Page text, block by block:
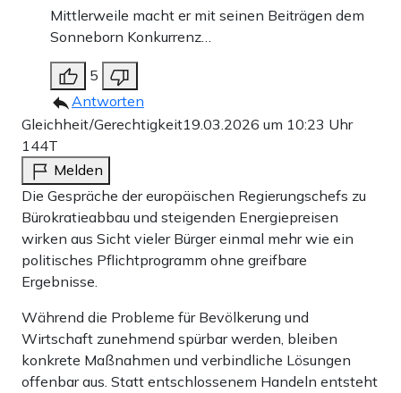
Mittlerweile macht er mit seinen Beiträgen dem
Sonneborn Konkurrenz…
5
Antworten
Gleichheit/Gerechtigkeit19.03.2026 um 10:23 Uhr
144T
Melden
Die Gespräche der europäischen Regierungschefs zu
Bürokratieabbau und steigenden Energiepreisen
wirken aus Sicht vieler Bürger einmal mehr wie ein
politisches Pflichtprogramm ohne greifbare
Ergebnisse.
Während die Probleme für Bevölkerung und
Wirtschaft zunehmend spürbar werden, bleiben
konkrete Maßnahmen und verbindliche Lösungen
offenbar aus. Statt entschlossenem Handeln entsteht